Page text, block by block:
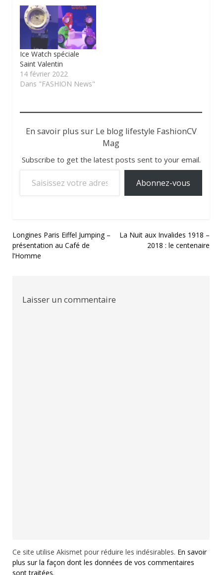
Ice Watch spéciale
Saint Valentin
14 février 2022
Dans "FASHION News"
En savoir plus sur Le blog lifestyle FashionCV
Mag
Subscribe to get the latest posts sent to your email.
Abonnez-vous
Navigation
de
Longines Paris Eiffel Jumping –
présentation au Café de
l’Homme
La Nuit aux Invalides 1918 –
2018 : le centenaire
Laisser un commentaire
Ce site utilise Akismet pour réduire les indésirables. En savoir
plus sur la façon dont les données de vos commentaires
sont traitées.